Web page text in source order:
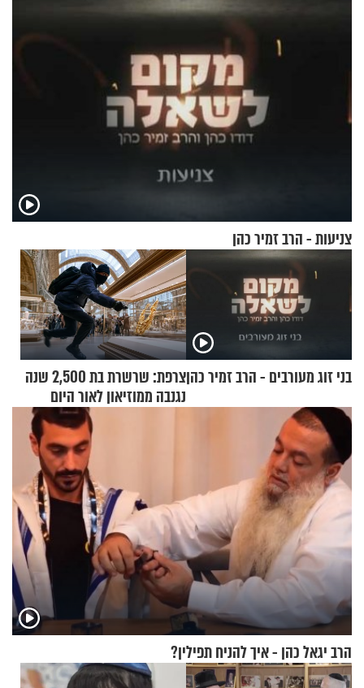
צניעות - הרב זמיר כהן
בני זוג מעורבים - הרב זמיר כהן
צרפת: שרשרת בת 2,500 שנה
נגנבה ממוזיאון לאור היום
הרב יגאל כהן - איך להניח תפילין?